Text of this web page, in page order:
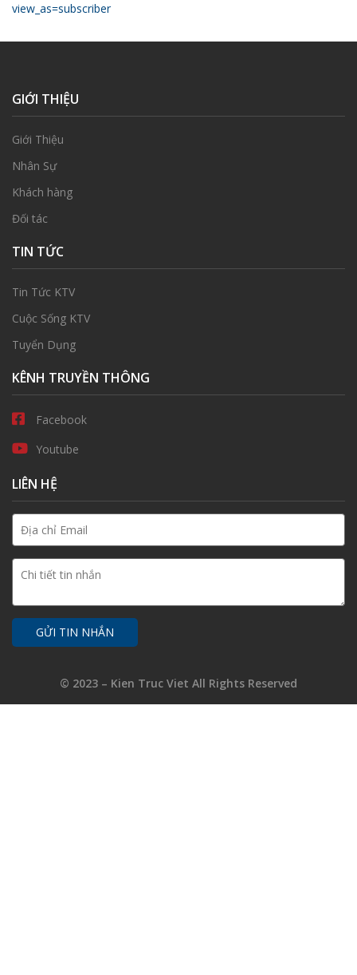
view_as=subscriber
GIỚI THIỆU
Giới Thiệu
Nhân Sự
Khách hàng
Đối tác
TIN TỨC
Tin Tức KTV
Cuộc Sống KTV
Tuyển Dụng
KÊNH TRUYỀN THÔNG
Facebook
Youtube
LIÊN HỆ
© 2023 – Kien Truc Viet All Rights Reserved